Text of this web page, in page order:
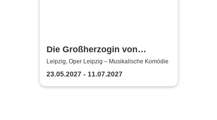
Die Großherzogin von
Gerolstein - Oper Leipzig
Leipzig, Oper Leipzig – Musikalische Komödie
23.05.2027 - 11.07.2027